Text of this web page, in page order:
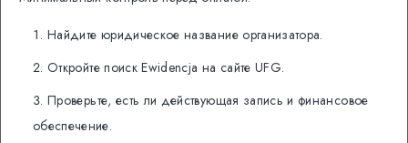
Найдите юридическое название организатора.
Откройте поиск Ewidencja на сайте UFG.
Проверьте, есть ли действующая запись и финансовое
обеспечение.